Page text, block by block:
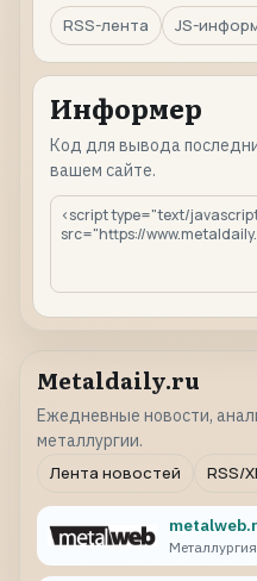
RSS-лента
JS-
Информер
Код для вывода
вашем сайте.
Metaldaily.ru
Ежедневные новости,
металлургии.
Лента новостей
RSS/